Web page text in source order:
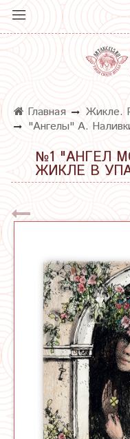
Главная Жикле.
"Ангелы" А.
№1 "АНГЕЛ
ЖИКЛЕ В